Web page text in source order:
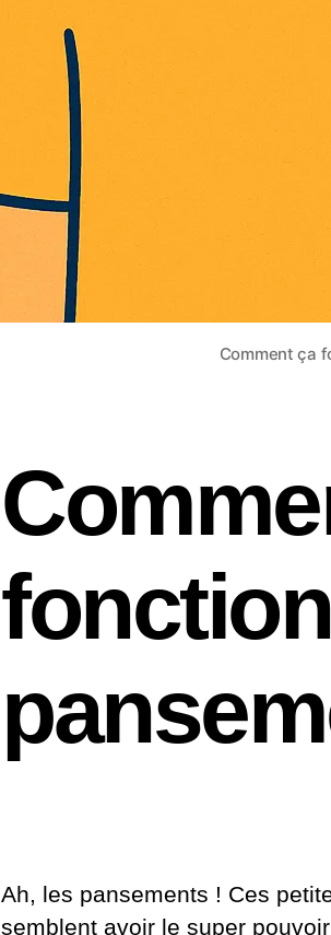
Comment ça
Ah, les pansements ! Ces
semblent avoir le super